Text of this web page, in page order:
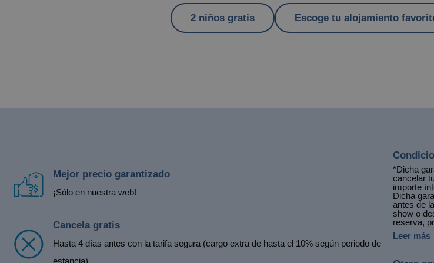
2 niños gratis Escoge tu alojamiento
Mejor precio garantizado
¡Sólo en nuestra web!
Cancela gratis
Hasta 4 días antes con la tarifa segura (cargo extra de hasta el 10% según periodo de
estancia)
*Dicha
cancelar
importe
Dicha
antes de
show o
reserva,
Leer más